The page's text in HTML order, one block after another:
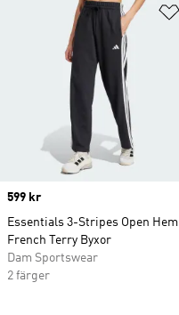
Price
599 kr
Essentials 3-Stripes Open Hem
French Terry Byxor
Dam Sportswear
2 färger